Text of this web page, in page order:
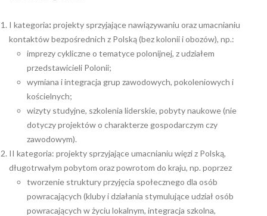
I kategoria: projekty sprzyjające nawiązywaniu oraz umacnianiu
kontaktów bezpośrednich z Polską (bez kolonii i obozów), np.:
imprezy cykliczne o tematyce polonijnej, z udziałem
przedstawicieli Polonii;
wymiana i integracja grup zawodowych, pokoleniowych i
kościelnych;
wizyty studyjne, szkolenia liderskie, pobyty naukowe (nie
dotyczy projektów o charakterze gospodarczym czy
zawodowym).
II kategoria: projekty sprzyjające umacnianiu więzi z Polską,
długotrwałym pobytom oraz powrotom do kraju, np. poprzez
tworzenie struktury przyjęcia społecznego dla osób
powracających (kluby i działania stymulujące udział osób
powracających w życiu lokalnym, integracja szkolna,